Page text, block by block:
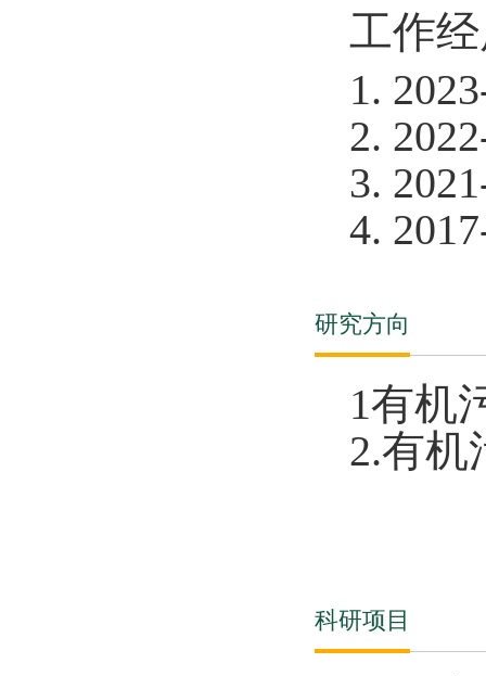
工作
1. 2023
2. 2022
3. 2021
4. 2017
研究方向
1有机
2.有机
科研项目